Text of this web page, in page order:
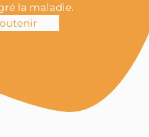
la maladie.